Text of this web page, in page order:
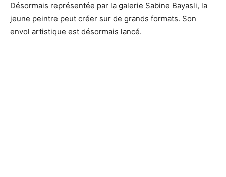
Désormais représentée par la galerie Sabine Bayasli, la
jeune peintre peut créer sur de grands formats. Son
envol artistique est désormais lancé.